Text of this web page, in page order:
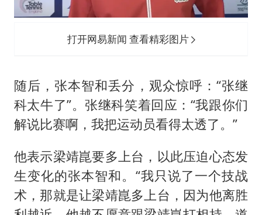
打开网易新闻 查看精彩图片
随后，张本智和丢分，观众惊呼：“张继
科太牛了”。张继科笑着回应：“我跟你们
解说比赛啊，我把运动员看得太透了。”
他表示梁靖崑要多上台，以此压迫心态发
生变化的张本智和。“我只说了一个技战
术，那就是让梁靖崑多上台，因为他离胜